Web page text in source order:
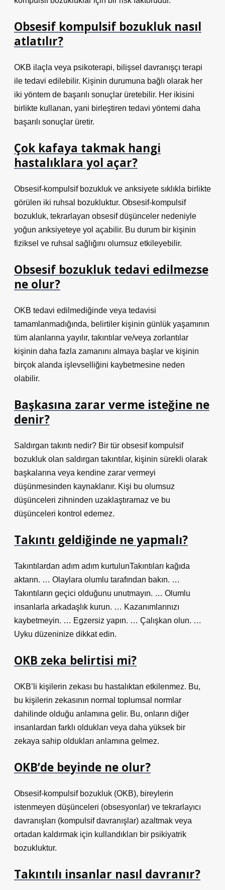
Obsesif kompulsif bozukluk nasıl
atlatılır?
OKB ilaçla veya psikoterapi, bilişsel davranışçı terapi
ile tedavi edilebilir. Kişinin durumuna bağlı olarak her
iki yöntem de başarılı sonuçlar üretebilir. Her ikisini
birlikte kullanan, yani birleştiren tedavi yöntemi daha
başarılı sonuçlar üretir.
Çok kafaya takmak hangi
hastalıklara yol açar?
Obsesif-kompulsif bozukluk ve anksiyete sıklıkla birlikte
görülen iki ruhsal bozukluktur. Obsesif-kompulsif
bozukluk, tekrarlayan obsesif düşünceler nedeniyle
yoğun anksiyeteye yol açabilir. Bu durum bir kişinin
fiziksel ve ruhsal sağlığını olumsuz etkileyebilir.
Obsesif bozukluk tedavi edilmezse
ne olur?
OKB tedavi edilmediğinde veya tedavisi
tamamlanmadığında, belirtiler kişinin günlük yaşamının
tüm alanlarına yayılır, takıntılar ve/veya zorlantılar
kişinin daha fazla zamanını almaya başlar ve kişinin
birçok alanda işlevselliğini kaybetmesine neden
olabilir.
Başkasına zarar verme isteğine ne
denir?
Saldırgan takıntı nedir? Bir tür obsesif kompulsif
bozukluk olan saldırgan takıntılar, kişinin sürekli olarak
başkalarına veya kendine zarar vermeyi
düşünmesinden kaynaklanır. Kişi bu olumsuz
düşünceleri zihninden uzaklaştıramaz ve bu
düşünceleri kontrol edemez.
Takıntı geldiğinde ne yapmalı?
Takıntılardan adım adım kurtulunTakıntıları kağıda
aktarın. … Olaylara olumlu tarafından bakın. …
Takıntıların geçici olduğunu unutmayın. … Olumlu
insanlarla arkadaşlık kurun. … Kazanımlarınızı
kaybetmeyin. … Egzersiz yapın. … Çalışkan olun. …
Uyku düzeninize dikkat edin.
OKB zeka belirtisi mi?
OKB’li kişilerin zekası bu hastalıktan etkilenmez. Bu,
bu kişilerin zekasının normal toplumsal normlar
dahilinde olduğu anlamına gelir. Bu, onların diğer
insanlardan farklı oldukları veya daha yüksek bir
zekaya sahip oldukları anlamına gelmez.
OKB’de beyinde ne olur?
Obsesif-kompulsif bozukluk (OKB), bireylerin
istenmeyen düşünceleri (obsesyonlar) ve tekrarlayıcı
davranışları (kompulsif davranışlar) azaltmak veya
ortadan kaldırmak için kullandıkları bir psikiyatrik
bozukluktur.
Takıntılı insanlar nasıl davranır?